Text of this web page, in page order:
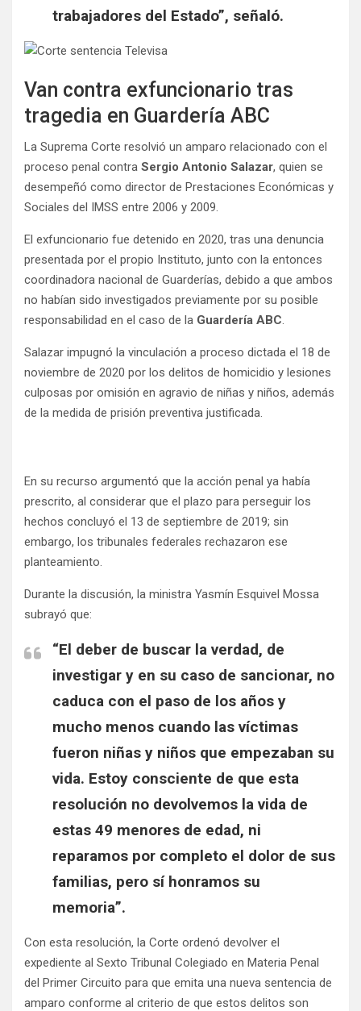
trabajadores del Estado”, señaló.
Van contra exfuncionario tras
tragedia en Guardería ABC
La Suprema Corte resolvió un amparo relacionado con el
proceso penal contra Sergio Antonio Salazar, quien se
desempeñó como director de Prestaciones Económicas y
Sociales del IMSS entre 2006 y 2009.
El exfuncionario fue detenido en 2020, tras una denuncia
presentada por el propio Instituto, junto con la entonces
coordinadora nacional de Guarderías, debido a que ambos
no habían sido investigados previamente por su posible
responsabilidad en el caso de la Guardería ABC.
Salazar impugnó la vinculación a proceso dictada el 18 de
noviembre de 2020 por los delitos de homicidio y lesiones
culposas por omisión en agravio de niñas y niños, además
de la medida de prisión preventiva justificada.
En su recurso argumentó que la acción penal ya había
prescrito, al considerar que el plazo para perseguir los
hechos concluyó el 13 de septiembre de 2019; sin
embargo, los tribunales federales rechazaron ese
planteamiento.
Durante la discusión, la ministra Yasmín Esquivel Mossa
subrayó que:
“El deber de buscar la verdad, de
investigar y en su caso de sancionar, no
caduca con el paso de los años y
mucho menos cuando las víctimas
fueron niñas y niños que empezaban su
vida. Estoy consciente de que esta
resolución no devolvemos la vida de
estas 49 menores de edad, ni
reparamos por completo el dolor de sus
familias, pero sí honramos su
memoria”.
Con esta resolución, la Corte ordenó devolver el
expediente al Sexto Tribunal Colegiado en Materia Penal
del Primer Circuito para que emita una nueva sentencia de
amparo conforme al criterio de que estos delitos son